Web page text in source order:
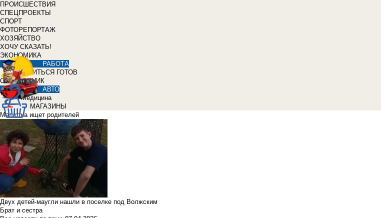
ПРОИСШЕСТВИЯ
СПЕЦПРОЕКТЫ
СПОРТ
ФОТОРЕПОРТАЖ
ХОЗЯЙСТВО
ХОЧУ СКАЗАТЬ!
ЭКОНОМИКА
РАБОТА
УЧИТЬСЯ ГОТОВ
СПРАВОЧНИК
АВТО
Медицина
МАГАЗИНЫ
Малютка ищет родителей
Двух детей-маугли нашли в поселке под Волжским
Брат и сестра